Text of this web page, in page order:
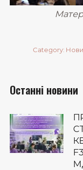
Category:
Останні новини